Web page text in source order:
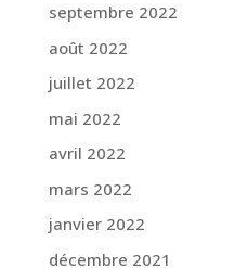
septembre 2022
août 2022
juillet 2022
mai 2022
avril 2022
mars 2022
janvier 2022
décembre 2021